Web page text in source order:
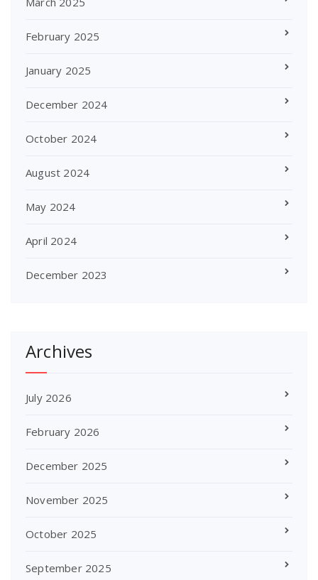
February 2025
January 2025
December 2024
October 2024
August 2024
May 2024
April 2024
December 2023
Archives
July 2026
February 2026
December 2025
November 2025
October 2025
September 2025